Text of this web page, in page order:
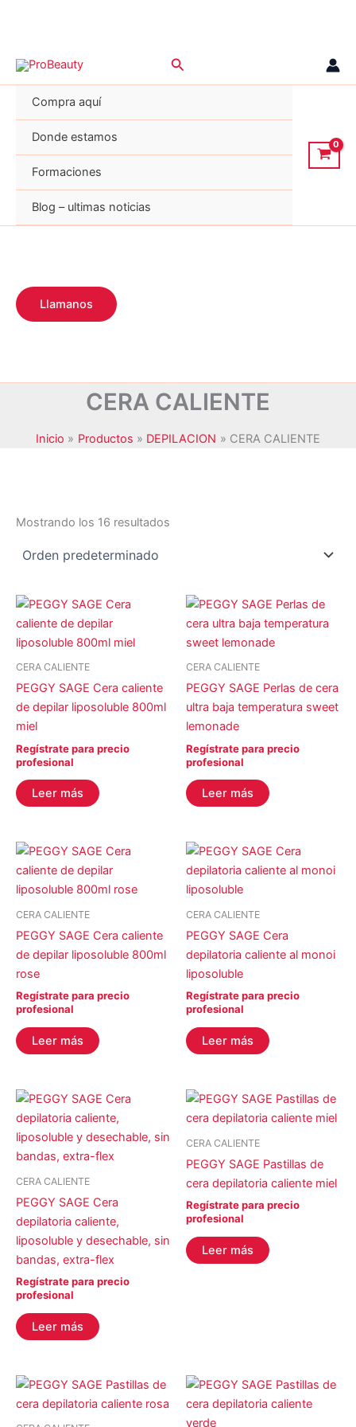
Buscar
Compra aquí
Donde estamos
Formaciones
Blog – ultimas noticias
Llamanos
CERA CALIENTE
Inicio Productos DEPILACION CERA CALIENTE
KRYOLAN(0)
MAXYMOVA
NOYLES(0)
PEGGY SAGE
STALEKS
(0)
COLOR del producto
Filtro
Mostrando los 16 resultados
CERA CALIENTE
PEGGY SAGE Cera caliente
de depilar liposoluble 800ml
miel
Regístrate para precio
profesional
Leer más
CERA CALIENTE
PEGGY SAGE Perlas de cera
ultra baja temperatura sweet
lemonade
Regístrate para precio
profesional
Leer más
CERA CALIENTE
PEGGY SAGE Cera caliente
de depilar liposoluble 800ml
rose
Regístrate para precio
profesional
Leer más
CERA CALIENTE
PEGGY SAGE Cera
depilatoria caliente al monoi
liposoluble
Regístrate para precio
profesional
Leer más
CERA CALIENTE
PEGGY SAGE Cera
depilatoria caliente,
liposoluble y desechable, sin
bandas, extra-flex
Regístrate para precio
profesional
Leer más
CERA CALIENTE
PEGGY SAGE Pastillas de
cera depilatoria caliente miel
Regístrate para precio
profesional
Leer más